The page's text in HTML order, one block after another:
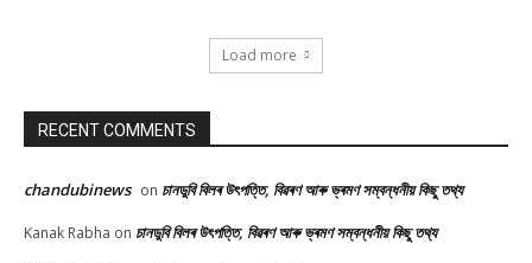
Load more
RECENT COMMENTS
chandubinews on চানডুবি বিলৰ উৎপত্তি, বিৱৰণ আৰু ভ্ৰমণ সম্বন্ধনীয় কিছু তথ্য
Kanak Rabha on চানডুবি বিলৰ উৎপত্তি, বিৱৰণ আৰু ভ্ৰমণ সম্বন্ধনীয় কিছু তথ্য